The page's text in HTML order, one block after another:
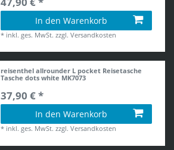
In den Warenkorb
* inkl. ges. MwSt. zzgl.Versandkosten
reisenthel allrounder L pocket Reisetasche
Tasche dots white MK7073
37,90 € *
In den Warenkorb
* inkl. ges. MwSt. zzgl.Versandkosten